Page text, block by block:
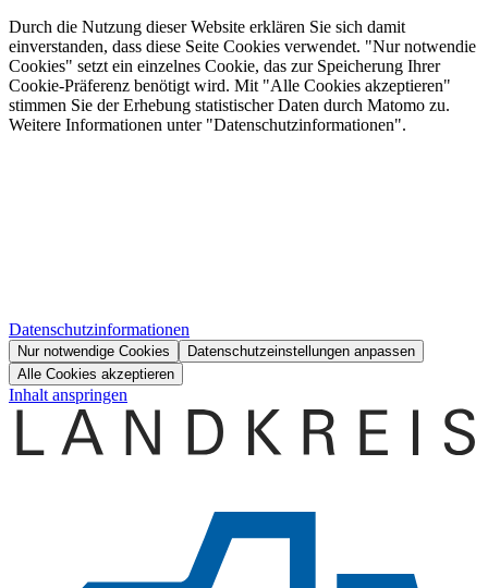
Durch die Nutzung dieser Website erklären Sie sich damit
einverstanden, dass diese Seite Cookies verwendet. "Nur notwendie
Cookies" setzt ein einzelnes Cookie, das zur Speicherung Ihrer
Cookie-Präferenz benötigt wird. Mit "Alle Cookies akzeptieren"
stimmen Sie der Erhebung statistischer Daten durch Matomo zu.
Weitere Informationen unter "Datenschutzinformationen".
Datenschutzinformationen
Nur notwendige Cookies
Datenschutzeinstellungen anpassen
Alle Cookies akzeptieren
Inhalt anspringen